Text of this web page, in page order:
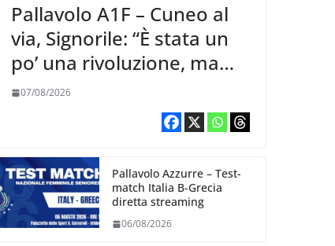
Pallavolo A1F – Cuneo al
via, Signorile: “È stata un
po’ una rivoluzione, ma
abbiamo le idee chiare siu
cosa vogliamo fare”
07/08/2026
Pallavolo Azzurre – Test-
match Italia B-Grecia
diretta streaming
06/08/2026